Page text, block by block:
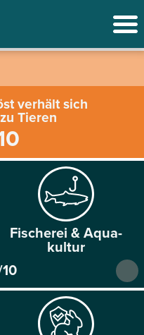
verhält sich
Tieren
Fischerei & Aqua­
kultur